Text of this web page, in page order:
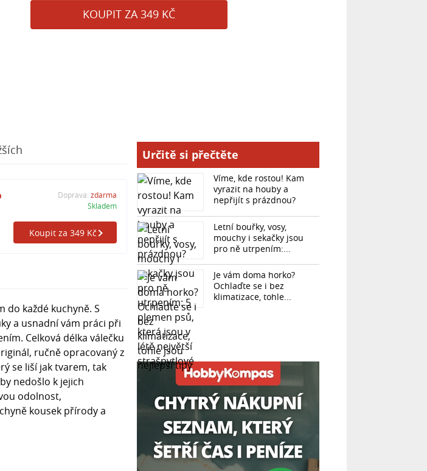
KOUPIT ZA 349 KČ
Doprava: zdarma
Skladem
Koupit za 349 Kč
do každé kuchyně. S
a usnadní vám práci při
Celková délka válečku
ručně opracovaný z
se liší jak tvarem, tak
nedošlo k jejich
odolnost,
kousek přírody a
Určitě si přečtěte
Víme, kde rostou! Kam
vyrazit na houby a
nepřijít s prázdnou?
Letní bouřky, vosy,
mouchy i sekačky jsou
pro ně utrpením:...
Je vám doma horko?
Ochlaďte se i bez
klimatizace, tohle...